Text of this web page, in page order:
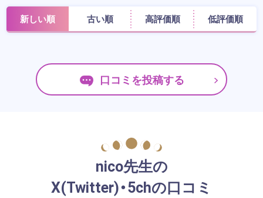
新しい順 古い順 高評価順 低評価順
口コミを投稿する
nico先生の
X(Twitter)・5chの口コミ